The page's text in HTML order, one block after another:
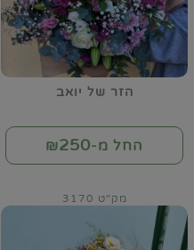
הזר של יואב
החל מ-₪250
מק"ט 3170